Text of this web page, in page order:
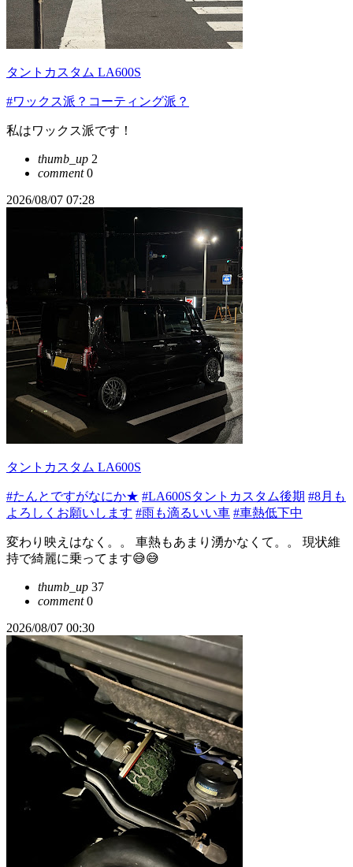
タントカスタム LA600S
#ワックス派？コーティング派？
私はワックス派です！
thumb_up 2
comment0
2026/08/07 07:28
タントカスタム LA600S
#たんとですがなにか★ #LA600Sタントカスタム後期 #8月も
よろしくお願いします #雨も滴るいい車 #車熱低下中
変わり映えはなく。。 車熱もあまり湧かなくて。。 現状維
持で綺麗に乗ってます😅😅
thumb_up 37
comment0
2026/08/07 00:30